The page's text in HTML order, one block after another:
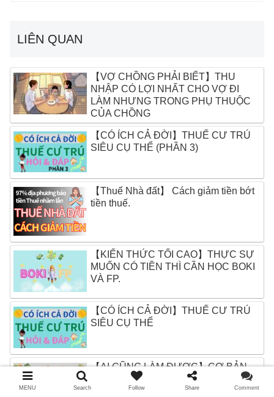
LIÊN QUAN
【VỢ CHỒNG PHẢI BIẾT】THU
NHẬP CÓ LỢI NHẤT CHO VỢ ĐI
LÀM NHƯNG TRONG PHỤ THUỘC
CỦA CHỒNG
【CÓ ÍCH CẢ ĐỜI】THUẾ CƯ TRÚ
SIÊU CỤ THỂ (PHẦN 3)
【Thuế Nhà đất】 Cách giảm tiền bớt
tiền thuế.
【KIẾN THỨC TỐI CAO】THỰC SỰ
MUỐN CÓ TIỀN THÌ CẦN HỌC BOKI
VÀ FP.
【CÓ ÍCH CẢ ĐỜI】THUẾ CƯ TRÚ
SIÊU CỤ THỂ
【AI CŨNG LÀM ĐƯỢC】CƠ BẢN
VỀ FURUSATO NOZEI (Phần 2)
MENU Search Follow Share Comment